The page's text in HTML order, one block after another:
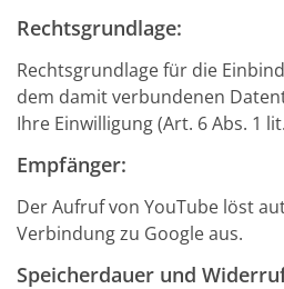
Rechtsgrundlage:
Rechtsgrundlage für die
dem damit verbundenen
Ihre Einwilligung (Art. 6 Abs. 1
Empfänger:
Der Aufruf von YouTube löst
Verbindung zu Google aus.
Speicherdauer und